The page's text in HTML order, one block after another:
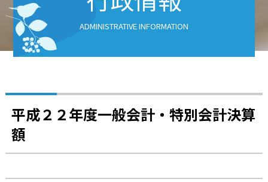
ADMINISTRATIVE INFORMATION
平成２２年度一般会計・特別会計決算
額